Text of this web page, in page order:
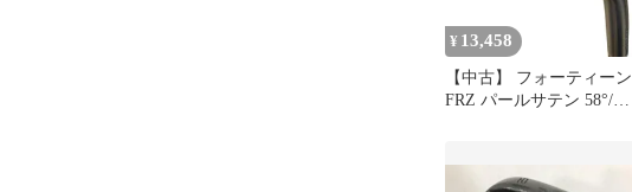
¥ 13,458
【中古】 フォーティーン
FRZ パールサテン 58°/H
ズ 男性用 右利き 右用 C